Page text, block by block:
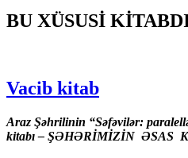
BU XÜSUSİ
Vacib kitab
Araz Şəhrilinin “Səfəvilər:
kitabı – ŞƏHƏRİMİZİN ƏSAS